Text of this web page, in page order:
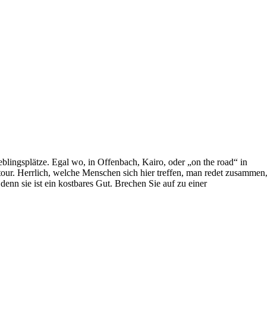
Egal wo, in Offenbach, Kairo, oder „on the road“ in
Herrlich, welche Menschen sich hier treffen, man redet zusammen,
sie ist ein kostbares Gut. Brechen Sie auf zu einer